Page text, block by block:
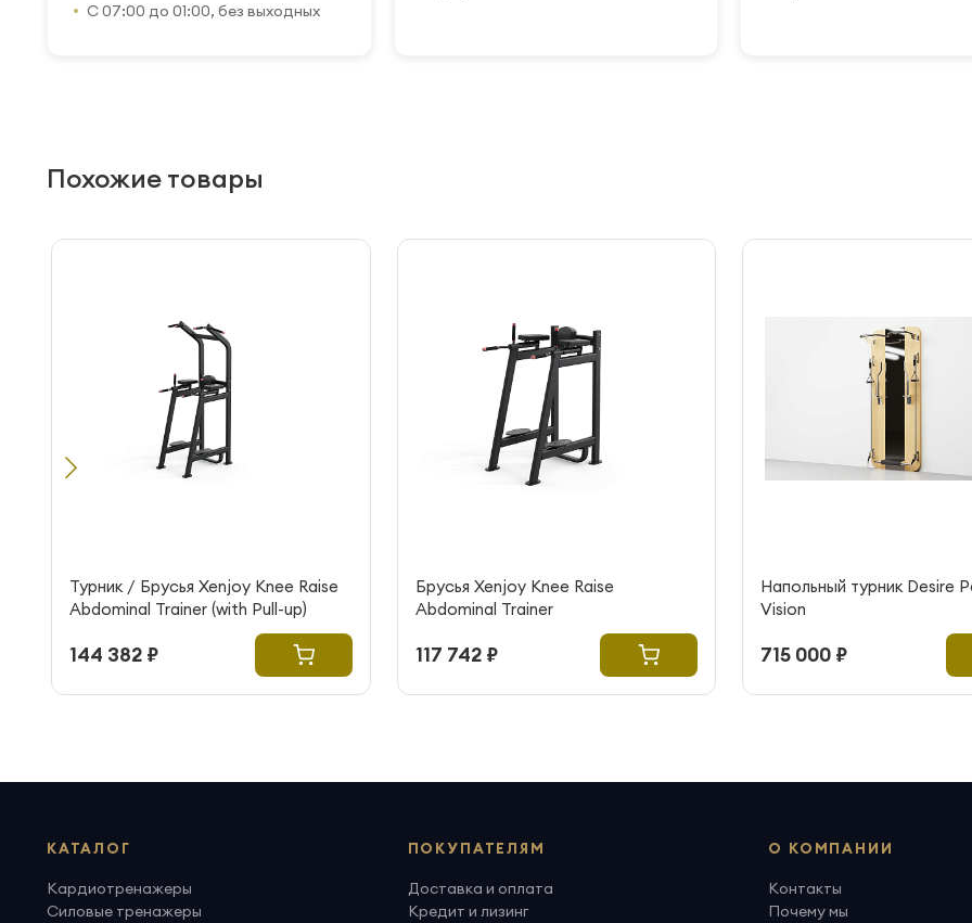
С 07:00 до 01:00, без выходных
Похожие товары
Турник / Брусья Xenjoy Knee Raise
Abdominal Trainer (with Pull-up)
144 382 ₽
Брусья Xenjoy Knee Raise
Abdominal Trainer
117 742 ₽
Напольный турник Desire
Vision
715 000 ₽
КАТАЛОГ
Кардиотренажеры
Силовые тренажеры
ПОКУПАТЕЛЯМ
Доставка и оплата
Кредит и лизинг
О КОМПАНИИ
Контакты
Почему мы